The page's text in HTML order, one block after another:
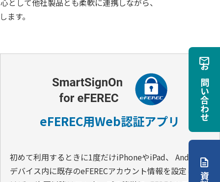
して他社製品とも柔軟に連携しながら、
す。
eFEREC用Web認証アプリ
初めて利用するときに1度だけiPhoneやiPad、 Android
デバイス内に既存のeFERECアカウント情報を設定してお
お問い合わせ